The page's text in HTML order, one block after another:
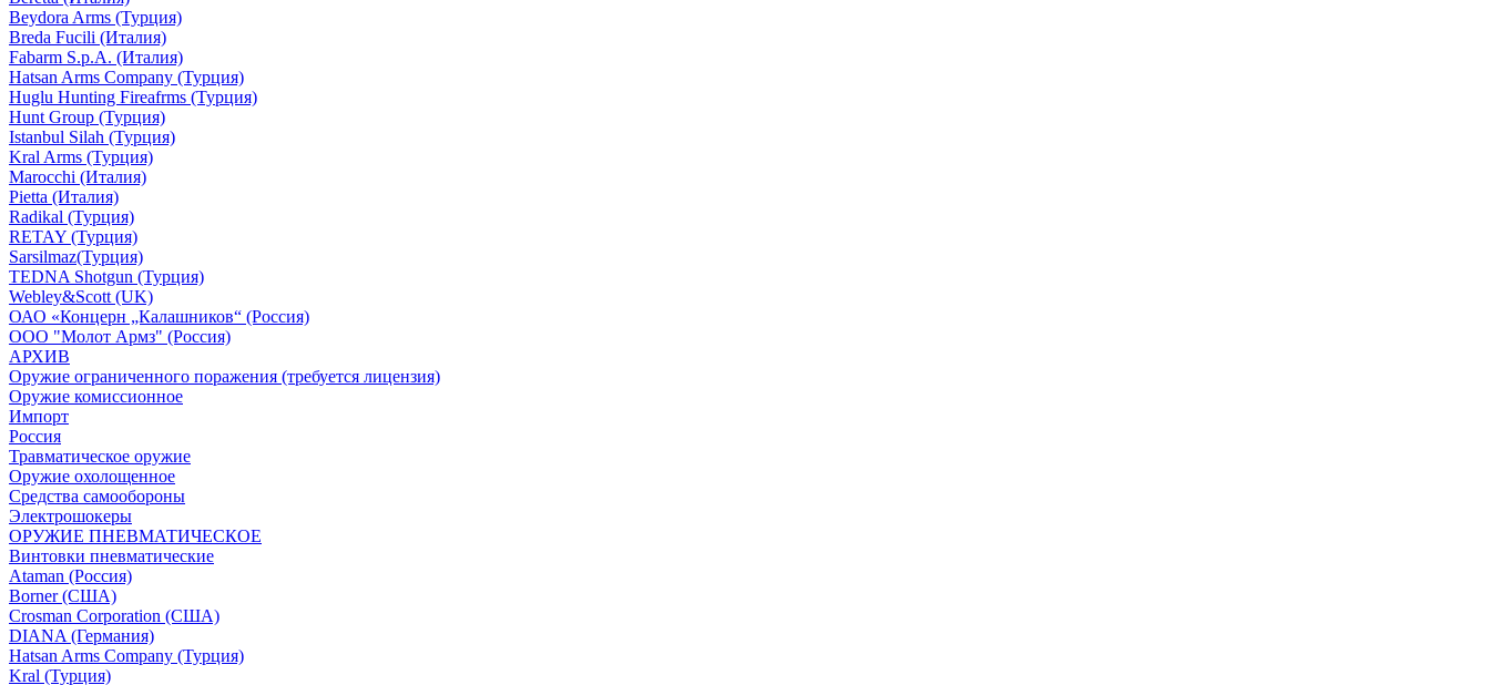
Beydora Arms (Турция)
Breda Fucili (Италия)
Fabarm S.p.A. (Италия)
Hatsan Arms Company (Турция)
Huglu Hunting Fireafrms (Турция)
Hunt Group (Турция)
Istanbul Silah (Турция)
Kral Arms (Турция)
Marocchi (Италия)
Pietta (Италия)
Radikal (Турция)
RETAY (Турция)
Sarsilmaz(Турция)
TEDNA Shotgun (Турция)
Webley&Scott (UK)
ОАО «Концерн „Калашников“ (Россия)
ООО "Молот Армз" (Россия)
АРХИВ
Оружие ограниченного поражения (требуется лицензия)
Оружие комиссионное
Импорт
Россия
Травматическое оружие
Оружие охолощенное
Средства самообороны
Электрошокеры
ОРУЖИЕ ПНЕВМАТИЧЕСКОЕ
Винтовки пневматические
Ataman (Россия)
Borner (США)
Crosman Corporation (США)
DIANA (Германия)
Hatsan Arms Company (Турция)
Kral (Турция)